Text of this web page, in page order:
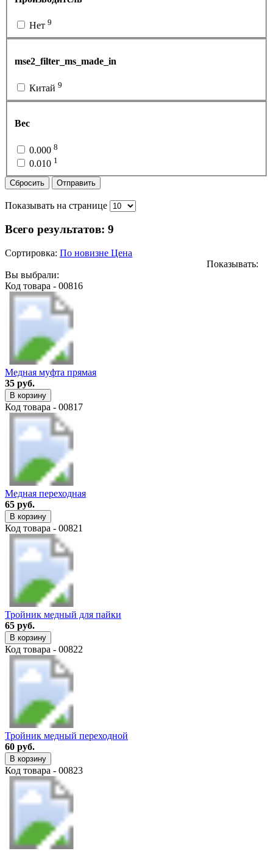
Нет 9
mse2_filter_ms_made_in
Китай 9
Вес
0.000 8
0.010 1
Сбросить Отправить
Показывать на странице
Всего результатов: 9
Сортировка: По новизне Цена
Показывать:
Вы выбрали:
Код товара - 00816
Медная муфта прямая
35 руб.
В корзину
Код товара - 00817
Медная переходная
65 руб.
В корзину
Код товара - 00821
Тройник медный для пайки
65 руб.
В корзину
Код товара - 00822
Тройник медный переходной
60 руб.
В корзину
Код товара - 00823